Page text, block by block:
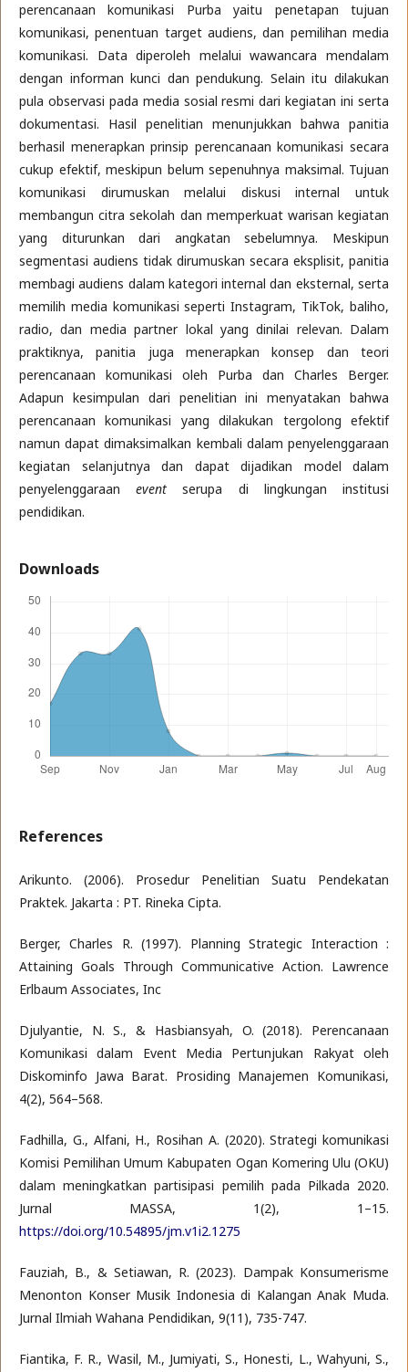
perencanaan komunikasi Purba yaitu penetapan tujuan
komunikasi, penentuan target audiens, dan pemilihan media
komunikasi. Data diperoleh melalui wawancara mendalam
dengan informan kunci dan pendukung. Selain itu dilakukan
pula observasi pada media sosial resmi dari kegiatan ini serta
dokumentasi. Hasil penelitian menunjukkan bahwa panitia
berhasil menerapkan prinsip perencanaan komunikasi secara
cukup efektif, meskipun belum sepenuhnya maksimal. Tujuan
komunikasi dirumuskan melalui diskusi internal untuk
membangun citra sekolah dan memperkuat warisan kegiatan
yang diturunkan dari angkatan sebelumnya. Meskipun
segmentasi audiens tidak dirumuskan secara eksplisit, panitia
membagi audiens dalam kategori internal dan eksternal, serta
memilih media komunikasi seperti Instagram, TikTok, baliho,
radio, dan media partner lokal yang dinilai relevan. Dalam
praktiknya, panitia juga menerapkan konsep dan teori
perencanaan komunikasi oleh Purba dan Charles Berger.
Adapun kesimpulan dari penelitian ini menyatakan bahwa
perencanaan komunikasi yang dilakukan tergolong efektif
namun dapat dimaksimalkan kembali dalam penyelenggaraan
kegiatan selanjutnya dan dapat dijadikan model dalam
penyelenggaraanevent serupa di lingkungan institusi
pendidikan.
Downloads
References
Arikunto. (2006). Prosedur Penelitian Suatu Pendekatan
Praktek. Jakarta : PT. Rineka Cipta.
Berger, Charles R. (1997). Planning Strategic Interaction :
Attaining Goals Through Communicative Action. Lawrence
Erlbaum Associates, Inc
Djulyantie, N. S., & Hasbiansyah, O. (2018). Perencanaan
Komunikasi dalam Event Media Pertunjukan Rakyat oleh
Diskominfo Jawa Barat. Prosiding Manajemen Komunikasi,
4(2), 564–568.
Fadhilla, G., Alfani, H., Rosihan A. (2020). Strategi komunikasi
Komisi Pemilihan Umum Kabupaten Ogan Komering Ulu (OKU)
dalam meningkatkan partisipasi pemilih pada Pilkada 2020.
Jurnal MASSA, 1(2), 1–15.
https://doi.org/10.54895/jm.v1i2.1275
Fauziah, B., & Setiawan, R. (2023). Dampak Konsumerisme
Menonton Konser Musik Indonesia di Kalangan Anak Muda.
Jurnal Ilmiah Wahana Pendidikan, 9(11), 735-747.
Fiantika, F. R., Wasil, M., Jumiyati, S., Honesti, L., Wahyuni, S.,